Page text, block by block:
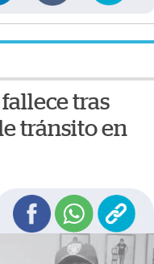
tras
tránsito en